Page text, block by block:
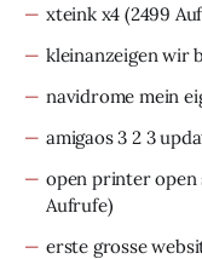
xteink x4 (2499
kleinanzeigen wir
navidrome mein
amigaos 3 2 3
open printer
Aufrufe)
erste grosse